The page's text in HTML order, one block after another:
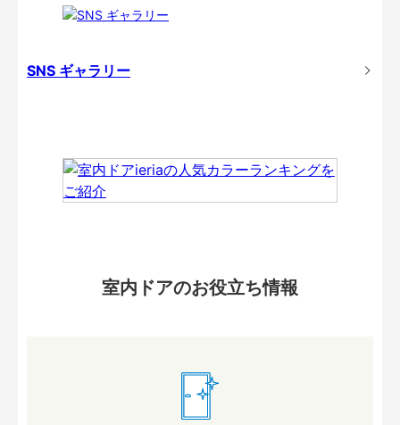
SNS ギャラリー
室内ドアのお役立ち情報